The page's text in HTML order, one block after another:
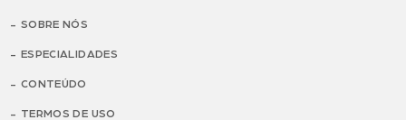
SOBRE NÓS
ESPECIALIDADES
CONTEÚDO
TERMOS DE USO